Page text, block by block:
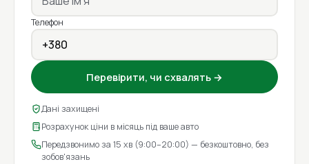
Телефон
Перевірити, чи схвалять →
Дані захищені
Розрахунок ціни в місяць під ваше авто
Передзвонимо за 15 хв (9:00–20:00) — безкоштовно, без
зобов'язань